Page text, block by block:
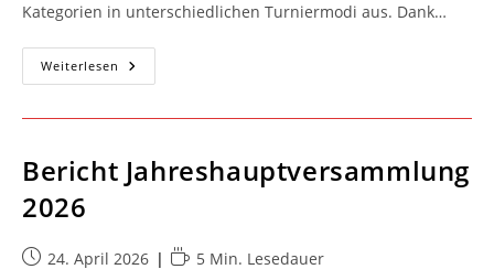
Kategorien in unterschiedlichen Turniermodi aus. Dank…
Weiterlesen Erfolgreicher
Pfingst-
Vereinsbestehen
Bericht Jahreshauptversammlung
2026
Beitrag24. April 2026 Lesedauer:
5 Min. Lesedauer